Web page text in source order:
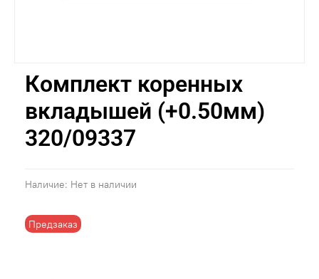
Наличие: Нет в наличии
Предзаказ
Комплект коренных
вкладышей (+0.50мм)
320/09337